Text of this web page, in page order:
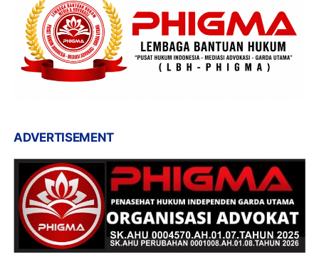
ADVERTISEMENT